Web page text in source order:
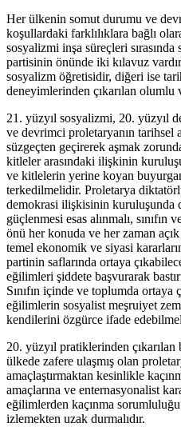
Her ülkenin somut durumu ve
koşullardaki farklılıklara bağlı
sosyalizmi inşa süreçleri
partisinin önünde iki kılavuz
sosyalizm öğretisidir, diğeri ise
deneyimlerinden çıkarılan
21. yüzyıl sosyalizmi, 20. yüzyıl
ve devrimci proletaryanın tarihsel
süzgeçten geçirerek aşmak
kitleler arasındaki ilişkinin kuruluşu
ve kitlelerin yerine koyan
terkedilmelidir. Proletarya
demokrasi ilişkisinin kuruluşunda
güçlenmesi esas alınmalı, sınıfın
önü her konuda ve her zaman
temel ekonomik ve siyasi
partinin saflarında ortaya
eğilimleri şiddete başvurarak
Sınıfın içinde ve toplumda ortaya
eğilimlerin sosyalist meşruiyet
kendilerini özgürce ifade
20. yüzyıl pratiklerinden
ülkede zafere ulaşmış olan
amaçlaştırmaktan kesinlikle
amaçlarına ve enternasyonalist
eğilimlerden kaçınma
izlemekten uzak durmalıdır.